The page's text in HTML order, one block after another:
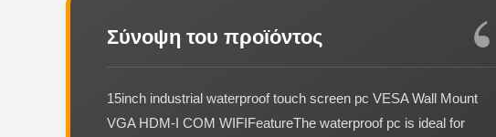
Σύνοψη του προϊόντος
15inch industrial waterproof touch screen pc VESA Wall Mount
VGA HDM-I COM WIFIFeatureThe waterproof pc is ideal for